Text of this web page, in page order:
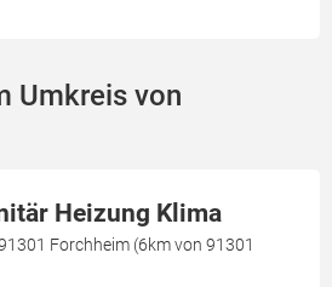
Umkreis von
Heizung Klima
Forchheim (6km von 91301